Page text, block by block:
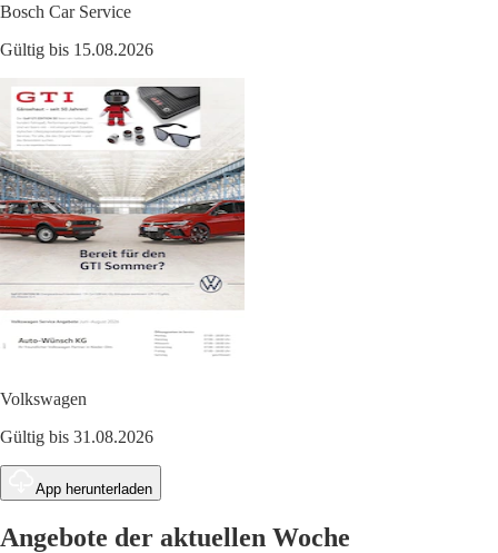
Bosch Car Service
Gültig bis 15.08.2026
Volkswagen
Gültig bis 31.08.2026
App herunterladen
Angebote der aktuellen Woche